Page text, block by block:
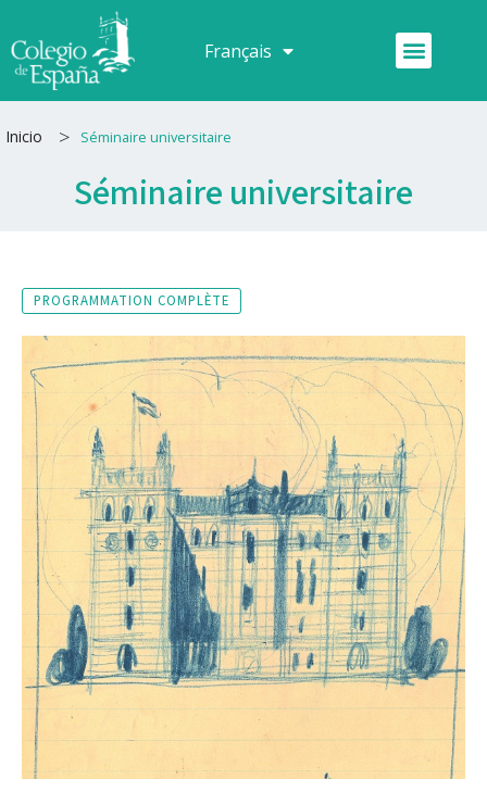
au
contenu
Français
Español Menu
Inicio > Séminaire universitaire
Séminaire universitaire
PROGRAMMATION COMPLÈTE